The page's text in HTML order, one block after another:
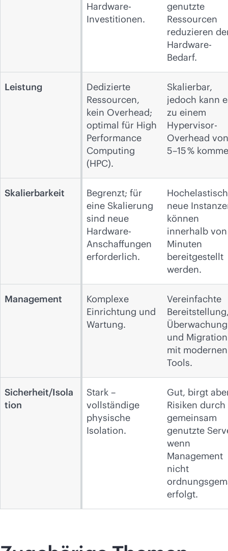
Hardware-
Investitionen.
genutzte
Ressourcen
reduzieren
Hardware-
Bedarf.
Leistung
Dedizierte
Ressourcen,
kein Overhead;
optimal für High
Performance
Computing
(HPC).
Skalierbar,
jedoch kann
zu einem
Hypervisor-
Overhead von
5–15 %
Skalierbarkeit
Begrenzt; für
eine Skalierung
sind neue
Hardware-
Anschaffungen
erforderlich.
neue
können
innerhalb von
Minuten
bereitgestellt
werden.
Management
Komplexe
Einrichtung und
Wartung.
Vereinfachte
Überwachung
und Migration
mit modernen
Tools.
Sicherheit/Isola
tion
Stark –
vollständige
physische
Isolation.
Gut, birgt
Risiken durch
gemeinsam
genutzte
wenn
Management
nicht
erfolgt.